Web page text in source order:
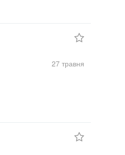
27 травня